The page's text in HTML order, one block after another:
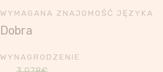
WYMAGANA ZNAJOMOŚĆ JĘZYKA
Dobra
WYNAGRODZENIE